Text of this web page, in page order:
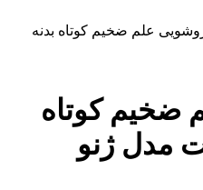
علم ضخیم کوتاه بدنه
ضخیم کوتاه
مدل ژنو